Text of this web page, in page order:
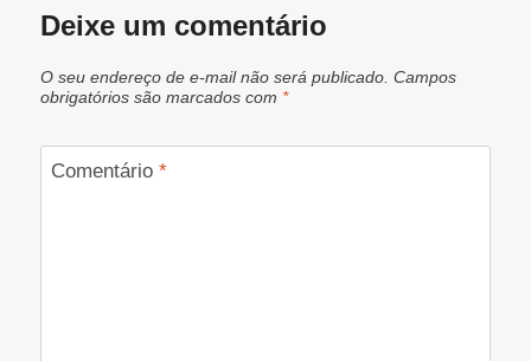
Deixe um comentário
O seu endereço de e-mail não será publicado. Campos
obrigatórios são marcados com *
Comentário *